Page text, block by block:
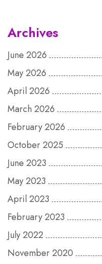
Archives
June 2026
May 2026
April 2026
March 2026
February 2026
October 2025
June 2023
May 2023
April 2023
February 2023
July 2022
November 2020